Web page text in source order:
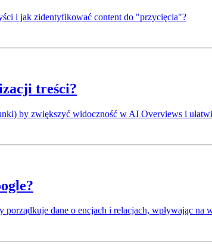
i jak zidentyfikować content do "przycięcia"?
treści?
by zwiększyć widoczność w AI Overviews i
dane o encjach i relacjach, wpływając na